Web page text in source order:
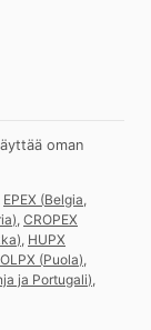
oman
EPEX (Belgia,
) CROPEX
) HUPX
(Puola)
ja Portugali)